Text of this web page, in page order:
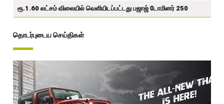
ரூ.1.60 லட்சம் விலையில் வெளியிடப்பட்டது பஜாஜ் டோமினர் 250
தொடர்புடைய செய்திகள்